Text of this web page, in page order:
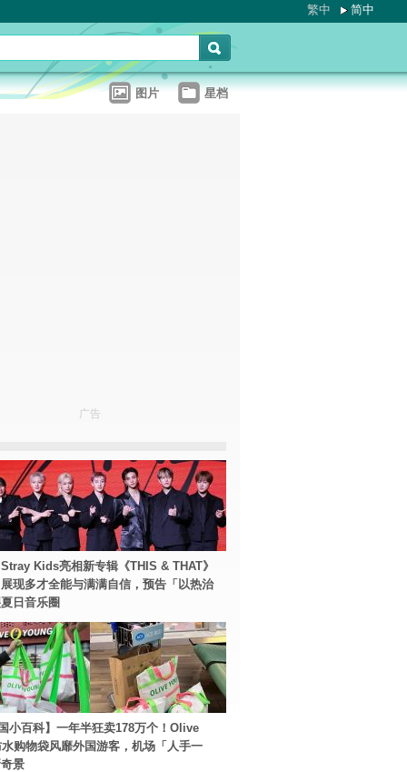
繁中 简中
图片 星档
广告
Kids亮相新专辑《THIS & THAT》
现多才全能与满满自信，预告「以热治
日音乐圈
小百科】一年半狂卖178万个！Olive
购物袋风靡外国游客，机场「人手一
景